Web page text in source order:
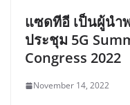
แซดทีอี เป็นผู้นำ
ประชุม 5G
Congress 2022
November 14, 2022